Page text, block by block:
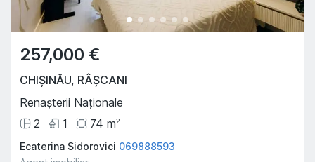
257,000 €
CHIȘINĂU, RÂȘCANI
Renașterii Naționale
2
1 74 m2
Ecaterina Sidorovici 069888593